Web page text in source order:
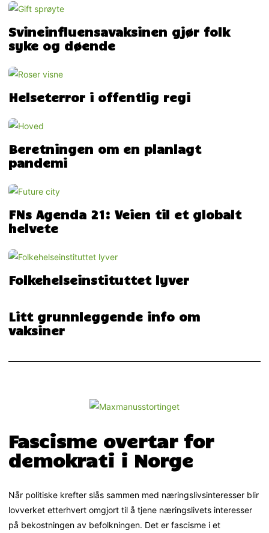
Svineinfluensavaksinen gjør folk
syke og døende
Helseterror i offentlig regi
Beretningen om en planlagt
pandemi
FNs Agenda 21: Veien til et globalt
helvete
Folkehelseinstituttet lyver
Litt grunnleggende info om
vaksiner
Fascisme overtar for
demokrati i Norge
Når politiske krefter slås sammen med næringslivsinteresser blir
lovverket etterhvert omgjort til å tjene næringslivets interesser
på bekostningen av befolkningen. Det er fascisme i et